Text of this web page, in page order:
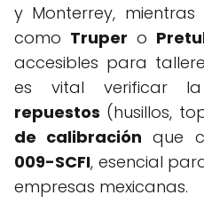
y Monterrey,
como Truper o
accesibles para
es vital verificar
repuestos (husillos,
de calibración que
009-SCFI, esencial
empresas mexicanas.